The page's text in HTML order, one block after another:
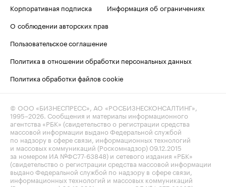
Корпоративная подписка
Информация об ограничениях
О соблюдении авторских прав
Пользовательское соглашение
Политика в отношении обработки персональных данных
Политика обработки файлов cookie
© ООО «БИЗНЕСПРЕСС», АО «РОСБИЗНЕСКОНСАЛТИНГ»,
1995–2026. Сообщения и материалы информационного
агентства «РБК» (свидетельство о регистрации средства
массовой информации выдано Федеральной службой
по надзору в сфере связи, информационных технологий
и массовых коммуникаций (Роскомнадзор) 09.12.2015
за номером ИА №ФС77-63848) и сетевого издания «РБК»
(свидетельство о регистрации средства массовой информации
выдано Федеральной службой по надзору в сфере связи,
информационных технологий и массовых коммуникаций